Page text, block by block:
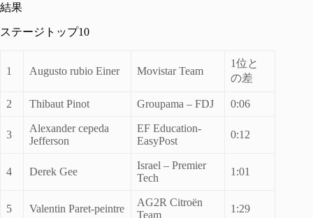
結果
ステージトップ10
1 Augusto rubio Einer Movistar Team
1位と
の差
2 Thibaut Pinot Groupama – FDJ 0:06
3
Alexander cepeda
Jefferson
EF Education-
EasyPost
0:12
4 Derek Gee
Israel – Premier
Tech
1:01
5 Valentin Paret-peintre
AG2R Citroën
Team
1:29